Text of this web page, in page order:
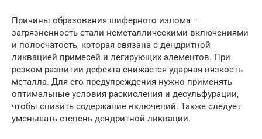
Причины образования шиферного излома –
загрязненность стали неметаллическими включениями
и полосчатость, которая связана с дендритной
ликвацией примесей и легирующих элементов. При
резком развитии дефекта снижается ударная вязкость
металла. Для его предупреждения нужно применять
оптимальные условия раскисления и десульфурации,
чтобы снизить содержание включений. Также следует
уменьшать степень дендритной ликвации.